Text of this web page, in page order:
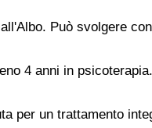
Può svolgere
4 anni in
per un trattamento